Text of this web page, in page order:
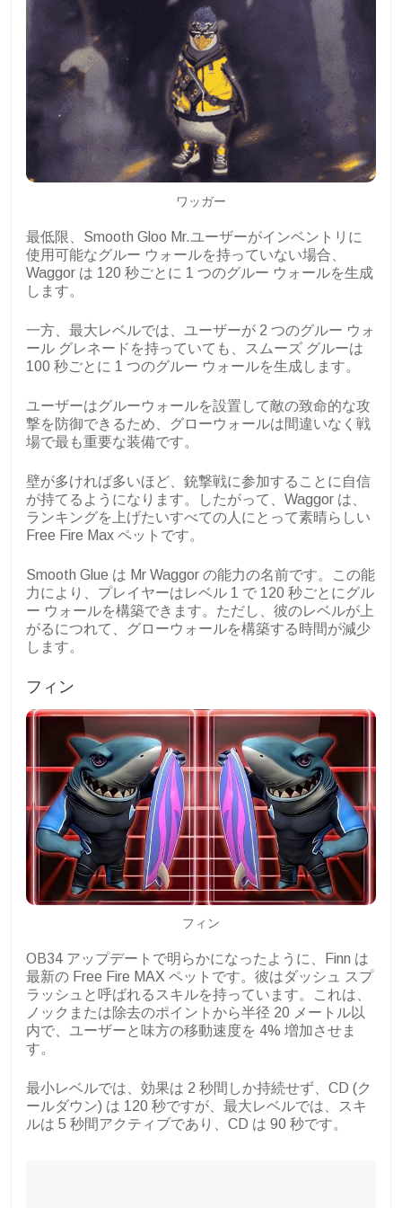
ワッガー
最低限、Smooth Gloo Mr.ユーザーがインベントリに
使用可能なグルー ウォールを持っていない場合、
Waggor は 120 秒ごとに 1 つのグルー ウォールを生成
します。
一方、最大レベルでは、ユーザーが 2 つのグルー ウォ
ール グレネードを持っていても、スムーズ グルーは
100 秒ごとに 1 つのグルー ウォールを生成します。
ユーザーはグルーウォールを設置して敵の致命的な攻
撃を防御できるため、グローウォールは間違いなく戦
場で最も重要な装備です。
壁が多ければ多いほど、銃撃戦に参加することに自信
が持てるようになります。したがって、Waggor は、
ランキングを上げたいすべての人にとって素晴らしい
Free Fire Max ペットです。
Smooth Glue は Mr Waggor の能力の名前です。この能
力により、プレイヤーはレベル 1 で 120 秒ごとにグル
ー ウォールを構築できます。ただし、彼のレベルが上
がるにつれて、グローウォールを構築する時間が減少
します。
フィン
フィン
OB34 アップデートで明らかになったように、Finn は
最新の Free Fire MAX ペットです。彼はダッシュ スプ
ラッシュと呼ばれるスキルを持っています。これは、
ノックまたは除去のポイントから半径 20 メートル以
内で、ユーザーと味方の移動速度を 4% 増加させま
す。
最小レベルでは、効果は 2 秒間しか持続せず、CD (ク
ールダウン) は 120 秒ですが、最大レベルでは、スキ
ルは 5 秒間アクティブであり、CD は 90 秒です。